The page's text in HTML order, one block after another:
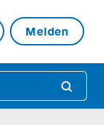
Melden
search